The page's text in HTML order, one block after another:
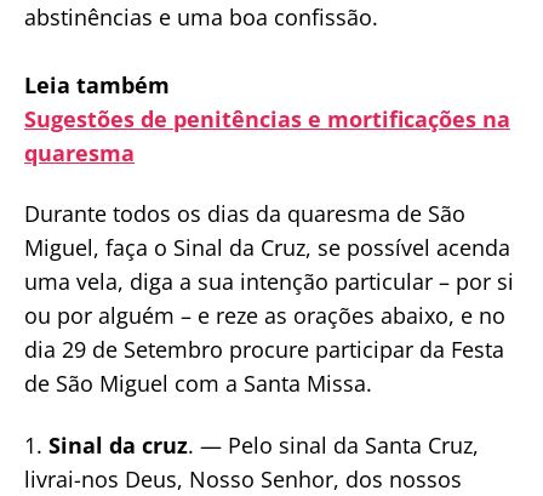
abstinências e uma boa confissão.
Leia também
Sugestões de penitências e mortificações na
quaresma
Durante todos os dias da quaresma de São
Miguel, faça o Sinal da Cruz, se possível acenda
uma vela, diga a sua intenção particular – por si
ou por alguém – e reze as orações abaixo, e no
dia 29 de Setembro procure participar da Festa
de São Miguel com a Santa Missa.
1. Sinal da cruz. — Pelo sinal da Santa Cruz,
livrai-nos Deus, Nosso Senhor, dos nossos